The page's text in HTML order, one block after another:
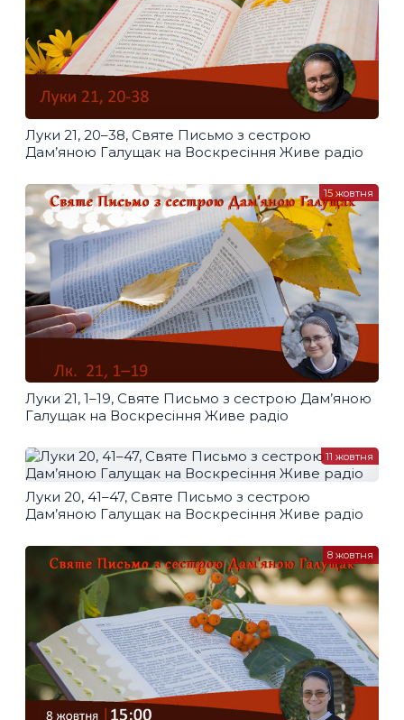
Луки 21, 20–38, Святе Письмо з сестрою
Дам’яною Галущак​ на Воскресіння Живе радіо
Луки 21, 1–19, Святе Письмо з сестрою Дам’яною
Галущак​ на Воскресіння Живе радіо
15 жовтня
Луки 20, 41–47, Святе Письмо з сестрою
Дам’яною Галущак​ на Воскресіння Живе радіо
11 жовтня
8 жовтня